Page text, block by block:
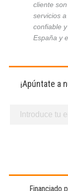
cliente
servicios
confiable
España y
¡Apúntate a
Financiado